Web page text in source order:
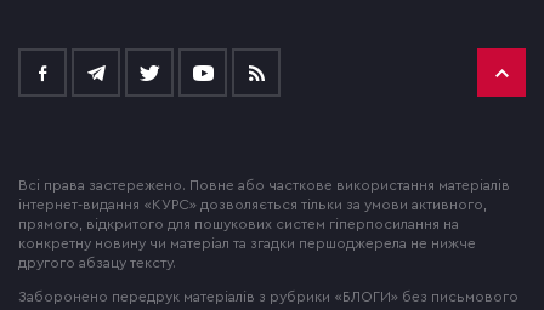
Всі права застережено. Повне або часткове використання матеріалів
інтернет-видання «КУРС» дозволяється тільки за умови активного,
прямого, відкритого для пошукових систем гіперпосилання на
конкретну новину чи матеріал та згадки першоджерела не нижче
другого абзацу тексту.
Заборонено передрук матеріалів з рубрики «БЛОГИ» без письмового